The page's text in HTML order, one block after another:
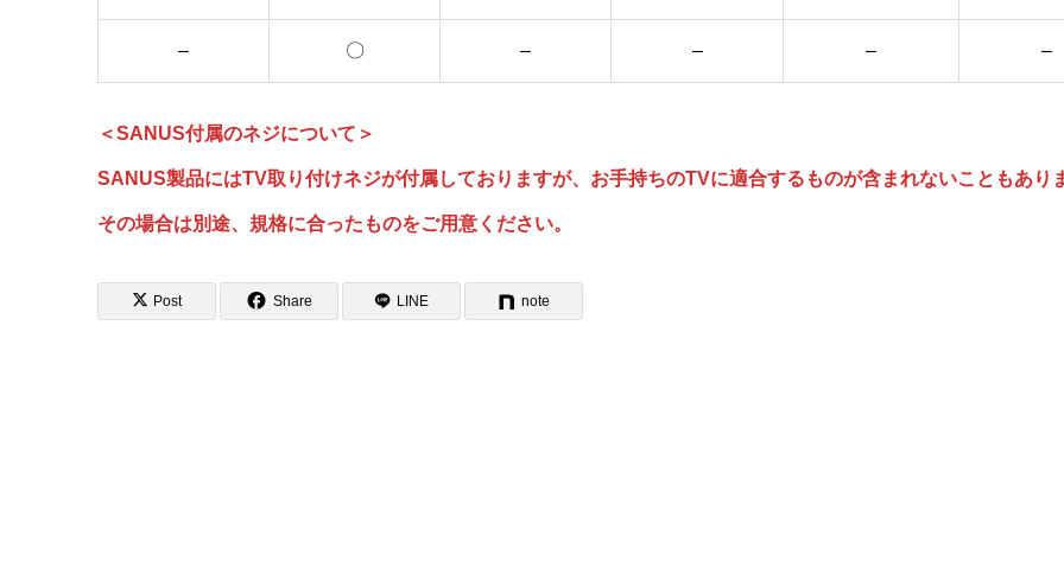
– 〇 – – – –
＜SANUS付属のネジについて＞
SANUS製品にはTV取り付けネジが付属しておりますが、お手持ちのTVに適合するものが含まれないこともあり
その場合は別途、規格に合ったものをご用意ください。
Post Share LINE note